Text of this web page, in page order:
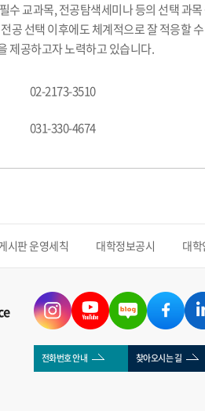
수 교과목, 전공탐색세미나 등의 선택 과
공 선택 이후에도 체계적으로 잘 적응할 수
제공하고자 노력하고 있습니다.
02-2173-3510
031-330-4674
시판 운영세칙 대학정보공시 대
전화번호 안내 찾아오시는 길